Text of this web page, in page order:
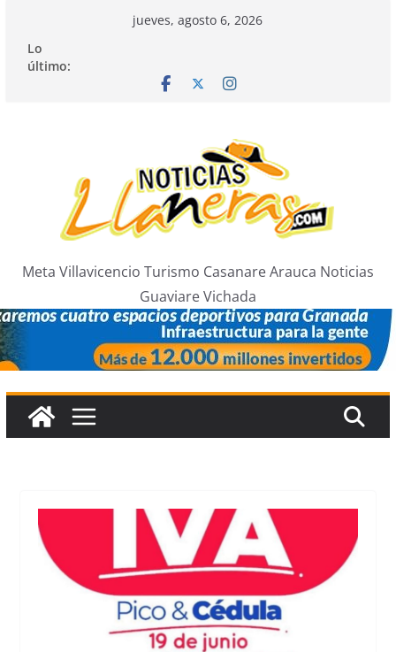
contenido
jueves, agosto 6, 2026
Lo
último:
Meta Villavicencio Turismo Casanare Arauca Noticias
Guaviare Vichada